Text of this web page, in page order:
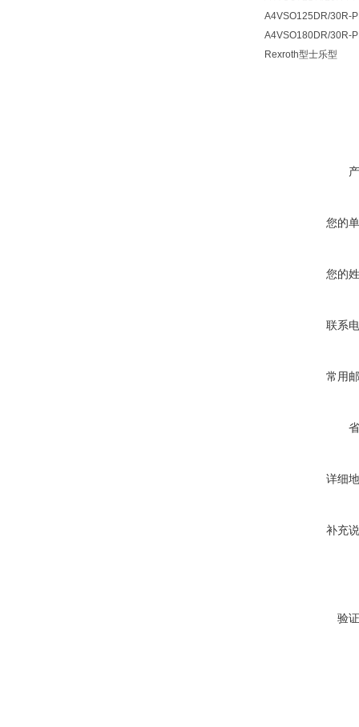
A4VSO125DR/30R-
A4VSO180DR/30R-
Rexroth型士乐型
您的
您的
联系
常用
详细
补充
验